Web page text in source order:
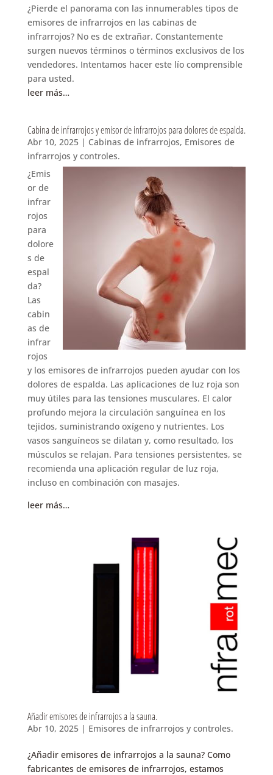
¿Pierde el panorama con las innumerables tipos de
emisores de infrarrojos en las cabinas de
infrarrojos? No es de extrañar. Constantemente
surgen nuevos términos o términos exclusivos de los
vendedores. Intentamos hacer este lío comprensible
para usted.
leer más…
Cabina de infrarrojos y emisor de infrarrojos para dolores de espalda.
Abr 10, 2025| Cabinas de infrarrojos, Emisores de
infrarrojos y controles.
¿Emis
or de
infrar
rojos
para
dolore
s de
espal
da?
Las
cabin
as de
infrar
rojos
y los emisores de infrarrojos pueden ayudar con los
dolores de espalda. Las aplicaciones de luz roja son
muy útiles para las tensiones musculares. El calor
profundo mejora la circulación sanguínea en los
tejidos, suministrando oxígeno y nutrientes. Los
vasos sanguíneos se dilatan y, como resultado, los
músculos se relajan. Para tensiones persistentes, se
recomienda una aplicación regular de luz roja,
incluso en combinación con masajes.
leer más…
Añadir emisores de infrarrojos a la sauna.
Abr 10, 2025| Emisores de infrarrojos y controles.
¿Añadir emisores de infrarrojos a la sauna? Como
fabricantes de emisores de infrarrojos, estamos